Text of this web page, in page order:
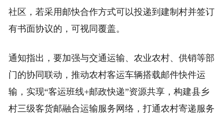
社区，若采用邮快合作方式可以投递到建制村并签订
有书面协议的，可视同覆盖。
通知指出，要加强与交通运输、农业农村、供销等部
门的协同联动，推动农村客运车辆搭载邮件快件运
输，实现“客运班线+邮政快递”资源共享，构建县乡
村三级客货邮融合运输服务网络，打通农村寄递服务